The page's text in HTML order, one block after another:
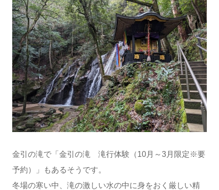
金引の滝で「金引の滝 滝行体験（10月～3月限定※要
予約）」もあるそうです。
冬場の寒い中、滝の激しい水の中に身をおく厳しい精